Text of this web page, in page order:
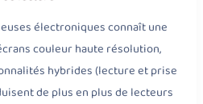
électroniques connaît une
couleur haute résolution,
hybrides (lecture et prise
de plus en plus de lecteurs